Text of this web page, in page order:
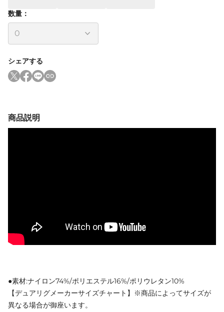
数量：
シェアする
商品説明
●素材:ナイロン74%/ポリエステル16%/ポリウレタン10%
【デュアリグメーカーサイズチャート】※商品によってサイズが
異なる場合が御座います。